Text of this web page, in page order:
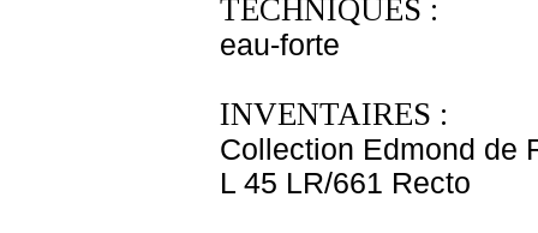
TECHNIQUES :
eau-forte
INVENTAIRES :
Collection Edmond de
L 45 LR/661 Recto